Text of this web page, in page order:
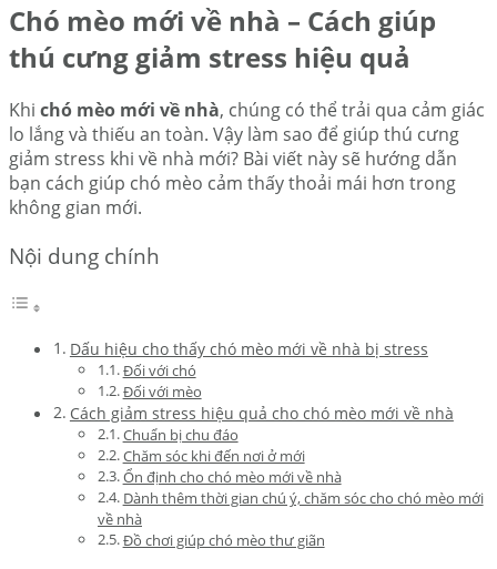
Chó mèo mới về nhà – Cách giúp
thú cưng giảm stress hiệu quả
Khi chó mèo mới về nhà, chúng có thể trải qua cảm giác
lo lắng và thiếu an toàn. Vậy làm sao để giúp thú cưng
giảm stress khi về nhà mới? Bài viết này sẽ hướng dẫn
bạn cách giúp chó mèo cảm thấy thoải mái hơn trong
không gian mới.
Nội dung chính
Dấu hiệu cho thấy chó mèo mới về nhà bị stress
Đối với chó
Đối với mèo
Cách giảm stress hiệu quả cho chó mèo mới về nhà
Chuẩn bị chu đáo
Chăm sóc khi đến nơi ở mới
Ổn định cho chó mèo mới về nhà
Dành thêm thời gian chú ý, chăm sóc cho chó mèo mới
về nhà
Đồ chơi giúp chó mèo thư giãn